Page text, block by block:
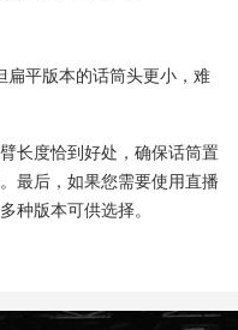
扁平版本的话筒头更小，难
长度恰到好处，确保话筒置
最后，如果您需要使用直播
种版本可供选择。